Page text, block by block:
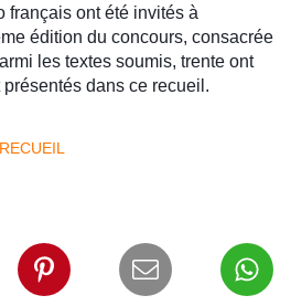
français ont été invités à
édition du concours, consacrée
les textes soumis, trente ont
dans ce recueil.